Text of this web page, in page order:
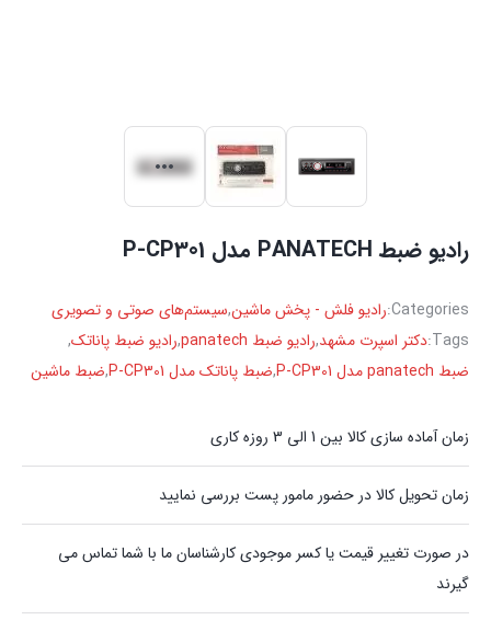
رادیو ضبط PANATECH مدل P-CP301
Categories: رادیو فلش - پخش ماشین,سیستم‌های صوتی و تصویری
Tags: دکتر اسپرت مشهد,رادیو ضبط panatech ,رادیو ضبط پاناتک,
ضبط panatech مدل P-CP301
,ضبط پاناتک مدل P-CP301 ,ضبط ماشین
زمان آماده سازی کالا بین 1 الی 3 روزه کاری
زمان تحویل کالا در حضور مامور پست بررسی نمایید
در صورت تغییر قیمت یا کسر موجودی کارشناسان ما با شما تماس می
گیرند